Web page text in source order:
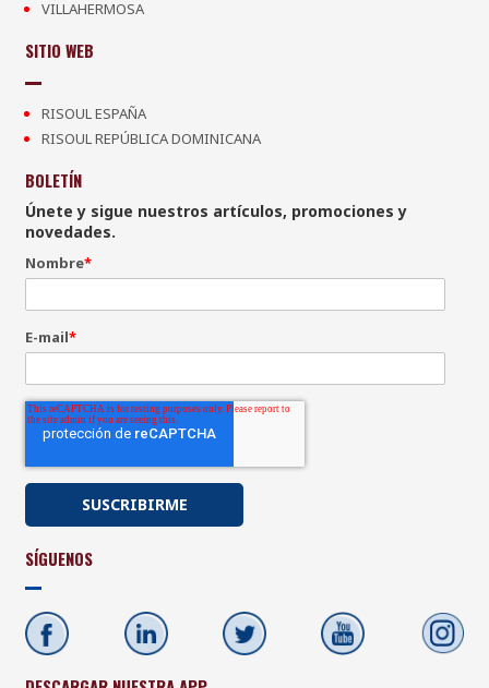
VILLAHERMOSA
SITIO WEB
RISOUL ESPAÑA
RISOUL REPÚBLICA DOMINICANA
BOLETÍN
Únete y sigue nuestros artículos, promociones y
novedades.
Nombre*
E-mail*
SÍGUENOS